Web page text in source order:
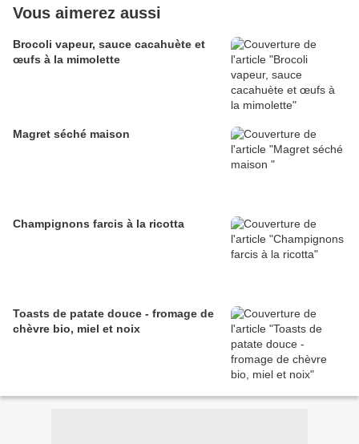
Vous aimerez aussi
Brocoli vapeur, sauce cacahuète et
œufs à la mimolette
Magret séché maison
Champignons farcis à la ricotta
Toasts de patate douce - fromage de
chèvre bio, miel et noix